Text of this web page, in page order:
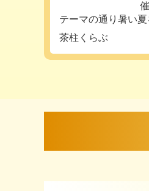
テーマの通り暑い
茶柱くらぶ